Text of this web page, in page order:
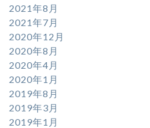
2021年8月
2021年7月
2020年12月
2020年8月
2020年4月
2020年1月
2019年8月
2019年3月
2019年1月